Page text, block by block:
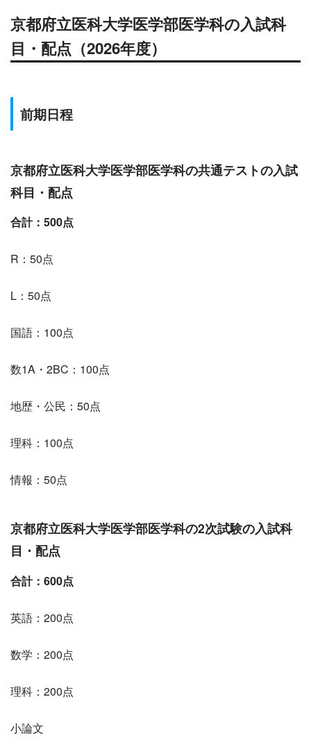
京都府立医科大学医学部医学科の入試科
目・配点（2026年度）
前期日程
京都府立医科大学医学部医学科の共通テストの入試
科目・配点
合計：500点
R：50点
L：50点
国語：100点
数1A・2BC：100点
地歴・公民：50点
理科：100点
情報：50点
京都府立医科大学医学部医学科の2次試験の入試科
目・配点
合計：600点
英語：200点
数学：200点
理科：200点
小論文